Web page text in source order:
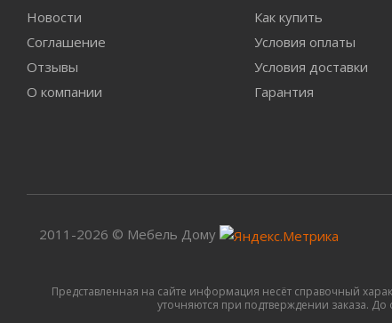
Новости
Соглашение
Отзывы
О компании
Как купить
Условия оплаты
Условия доставки
Гарантия
2011-2026 © Мебель Дому
Представленная на сайте информация несёт справочный
уточняются при подтверждении заказа. До